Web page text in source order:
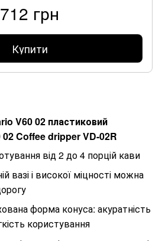
712 грн
Купити
V60 02 пластиковий
Coffee dripper VD-02R
від 2 до 4 порцій кави
вазі і високої міцності можна
форма конуса: акуратність
користування